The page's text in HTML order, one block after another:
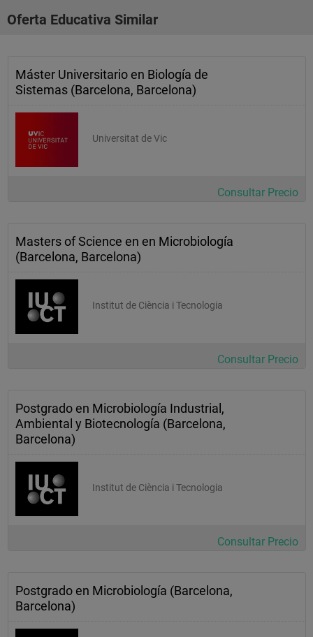
Oferta Educativa Similar
Máster Universitario en Biología de
Sistemas (Barcelona, Barcelona)
Universitat de Vic
Consultar Precio
Masters of Science en en Microbiología
(Barcelona, Barcelona)
Institut de Ciència i Tecnologia
Consultar Precio
Postgrado en Microbiología Industrial,
Ambiental y Biotecnología (Barcelona,
Barcelona)
Institut de Ciència i Tecnologia
Consultar Precio
Postgrado en Microbiología (Barcelona,
Barcelona)